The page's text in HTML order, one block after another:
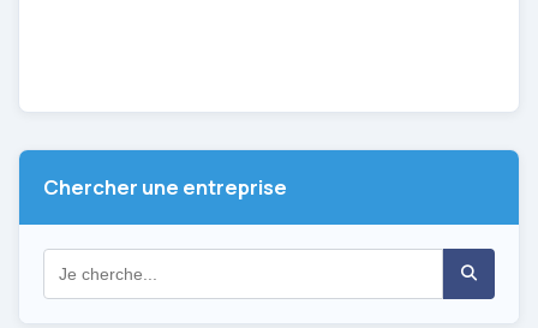
Chercher une entreprise